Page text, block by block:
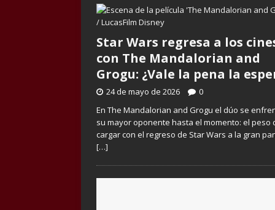
Star Wars regresa a los
con The Mandalorian and
Grogu: ¿Vale la pena la
24 de mayo de 2026
0
En The Mandalorian and Grogu el dúo se
su mayor oponente hasta el momento: el peso
cargar con el regreso de Star Wars a la gran
[…]